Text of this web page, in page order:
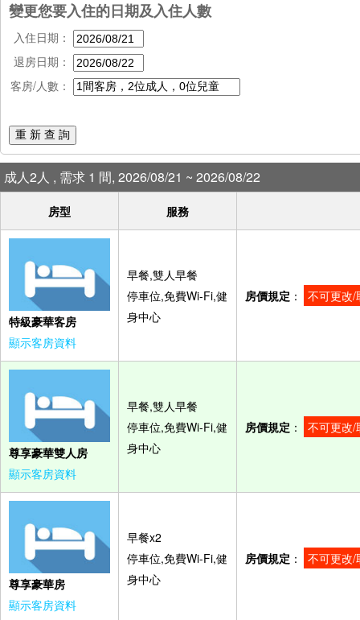
變更您要入住的日期及入住人數
入住日期：
退房日期：
客房/人數：
重 新 查 詢
成人2人 , 需求 1 間, 2026/08/21 ~ 2026/08/22
房型 服務
特級豪華客房
顯示客房資料
早餐,雙人早餐
停車位,免費Wi-Fi,健
身中心
房價規定 ： 不可更改/
尊享豪華雙人房
顯示客房資料
早餐,雙人早餐
停車位,免費Wi-Fi,健
身中心
房價規定 ： 不可更改/
尊享豪華房
顯示客房資料
早餐x2
停車位,免費Wi-Fi,健
身中心
房價規定 ： 不可更改/